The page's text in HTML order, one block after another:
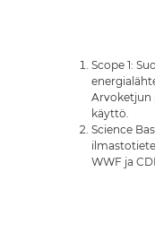
Scope 1:
Arvoketjun
käyttö.
Science
WWF ja